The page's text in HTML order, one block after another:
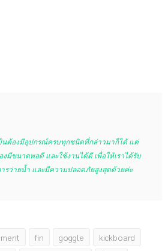
นต้องมีอุปกรณ์ครบทุกชนิดที่กล่าวมาก็ได้ แต่
มีขนาดพอดี และใช้งานได้ดี เพื่อให้เราได้รับ
รว่ายน้ำ และมีความปลอดภัยสูงสุดด้วยค่ะ
fin goggle
kickboard